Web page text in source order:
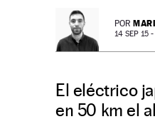
POR
14 SEP 15
El eléctrico
en 50 km el